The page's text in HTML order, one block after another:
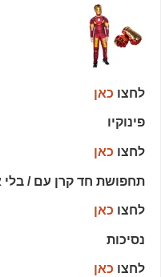
לחצו כאן
פינוקיו
לחצו כאן
תחפושת חד קרן עם / בלי
לחצו כאן
נסיכות
לחצו כאן